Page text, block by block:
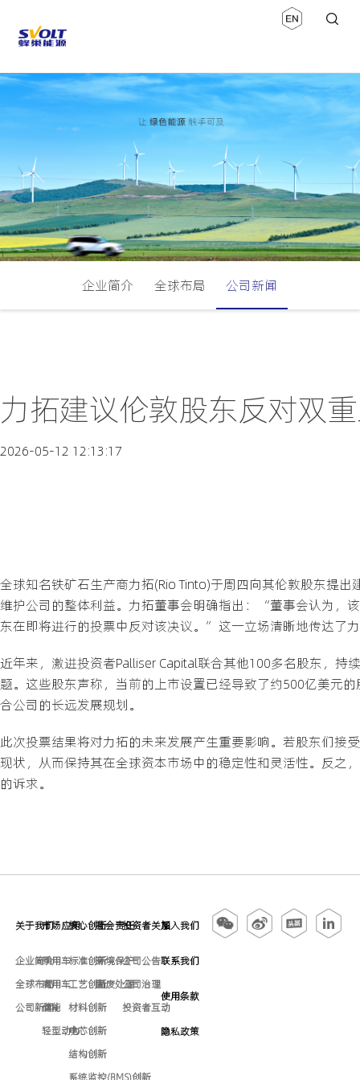
企业简介 全球布局 公司新闻
力拓建议伦敦股东反对双
2026-05-12 12:13:17
全球知名铁矿石生产商力拓(Rio Tinto)于周四向其伦敦股东提
维护公司的整体利益。力拓董事会明确指出：“董事会认为，
东在即将进行的投票中反对该决议。”这一立场清晰地传达了
近年来，激进投资者Palliser Capital联合其他100多名股东，
题。这些股东声称，当前的上市设置已经导致了约500亿美元
合公司的长远发展规划。
此次投票结果将对力拓的未来发展产生重要影响。若股东们接
现状，从而保持其在全球资本市场中的稳定性和灵活性。反之
的诉求。
关于我们
企业简介
全球布局
公司新闻
市场应用
乘用车
商用车
储能
轻型动力
核心创新
标准创新
工艺创新
材料创新
电芯创新
结构创新
系统监控(BMS)创新
社会责任
环境保护
固废处理
投资者关系
公司公告
公司治理
投资者互动
加入我们
联系我们
使用条款
隐私政策